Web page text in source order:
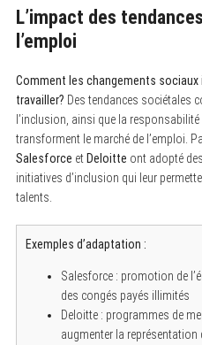
L’impact des
l’emploi
Comment les changements
travailler? Des tendances sociétales
l’inclusion, ainsi que la
transforment le marché de l’emploi.
Salesforce et Deloitte ont adopté
initiatives d’inclusion qui leur
talents.
Exemples d’adaptation :
Salesforce : promotion de
des congés payés illimités
Deloitte : programmes de
augmenter la